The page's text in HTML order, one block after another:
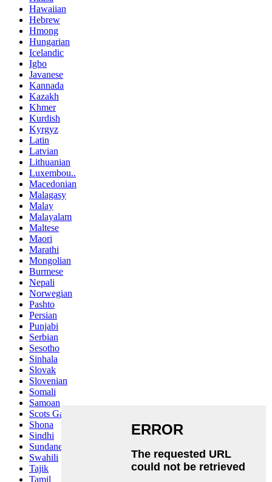
Hawaiian
Hebrew
Hmong
Hungarian
Icelandic
Igbo
Javanese
Kannada
Kazakh
Khmer
Kurdish
Kyrgyz
Latin
Latvian
Lithuanian
Luxembou..
Macedonian
Malagasy
Malay
Malayalam
Maltese
Maori
Marathi
Mongolian
Burmese
Nepali
Norwegian
Pashto
Persian
Punjabi
Serbian
Sesotho
Sinhala
Slovak
Slovenian
Somali
Samoan
Scots Gaelic
Shona
Sindhi
Sundanese
Swahili
Tajik
Tamil